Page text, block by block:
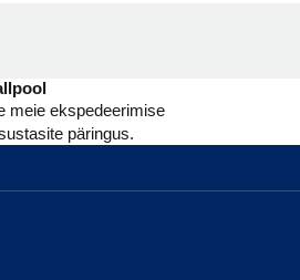
meie ekspedeerimise
päringus.